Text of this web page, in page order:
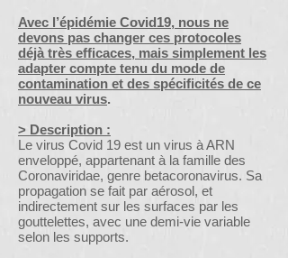
Avec l’épidémie Covid19, nous ne
devons pas changer ces protocoles
déjà très efficaces, mais simplement les
adapter compte tenu du mode de
contamination et des spécificités de ce
nouveau virus.
> Description :
Le virus Covid 19 est un virus à ARN
enveloppé, appartenant à la famille des
Coronaviridae, genre betacoronavirus. Sa
propagation se fait par aérosol, et
indirectement sur les surfaces par les
gouttelettes, avec une demi-vie variable
selon les supports.